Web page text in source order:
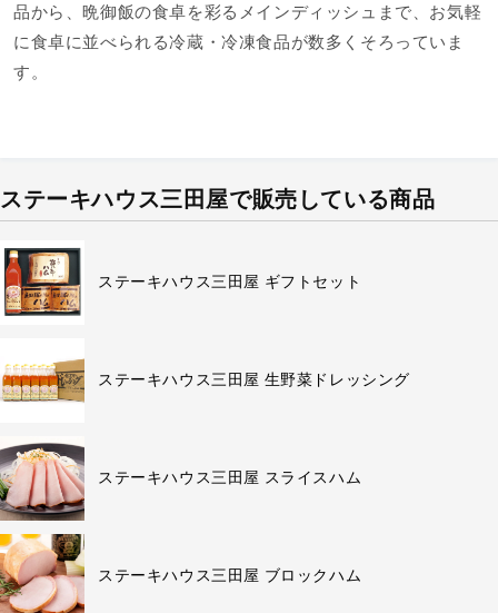
品から、晩御飯の食卓を彩るメインディッシュまで、お気軽
に食卓に並べられる冷蔵・冷凍食品が数多くそろっていま
す。
ステーキハウス三田屋で販売している商品
ステーキハウス三田屋 ギフトセット
ステーキハウス三田屋 生野菜ドレッシング
ステーキハウス三田屋 スライスハム
ステーキハウス三田屋 ブロックハム